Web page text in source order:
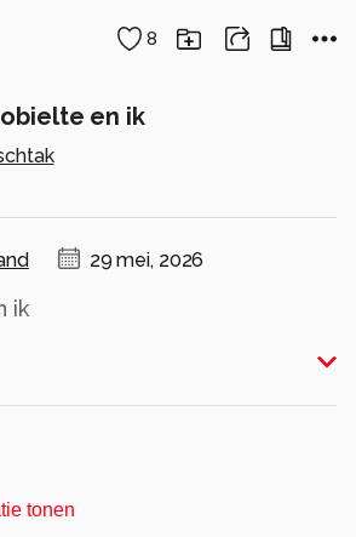
8
en ik
29 mei, 2026
ik
tonen